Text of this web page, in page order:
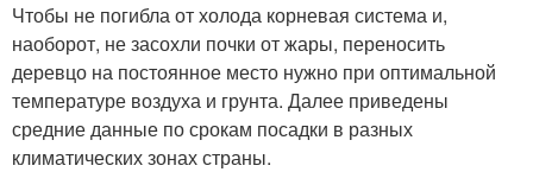
Чтобы не погибла от холода корневая система и,
наоборот, не засохли почки от жары, переносить
деревцо на постоянное место нужно при оптимальной
температуре воздуха и грунта. Далее приведены
средние данные по срокам посадки в разных
климатических зонах страны.